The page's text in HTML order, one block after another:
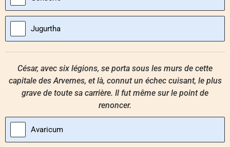
Jugurtha
César, avec six légions, se porta sous les murs de cette
capitale des Arvernes, et là, connut un échec cuisant, le plus
grave de toute sa carrière. Il fut même sur le point de
renoncer.
Avaricum